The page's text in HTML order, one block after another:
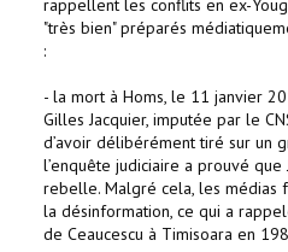
rappellent les conflits en ex-
"très bien" préparés
:
- la mort à Homs, le 11 janvier
Gilles Jacquier, imputée par le
d’avoir délibérément tiré sur un
l’enquête judiciaire a prouvé
rebelle. Malgré cela, les médias
la désinformation, ce qui a
de Ceaucescu à Timisoara en